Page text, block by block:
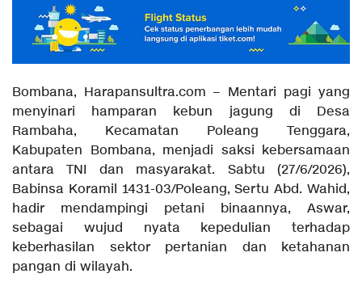
Bombana, Harapansultra.com – Mentari pagi yang
menyinari hamparan kebun jagung di Desa
Rambaha, Kecamatan Poleang Tenggara,
Kabupaten Bombana, menjadi saksi kebersamaan
antara TNI dan masyarakat. Sabtu (27/6/2026),
Babinsa Koramil 1431-03/Poleang, Sertu Abd. Wahid,
hadir mendampingi petani binaannya, Aswar,
sebagai wujud nyata kepedulian terhadap
keberhasilan sektor pertanian dan ketahanan
pangan di wilayah.